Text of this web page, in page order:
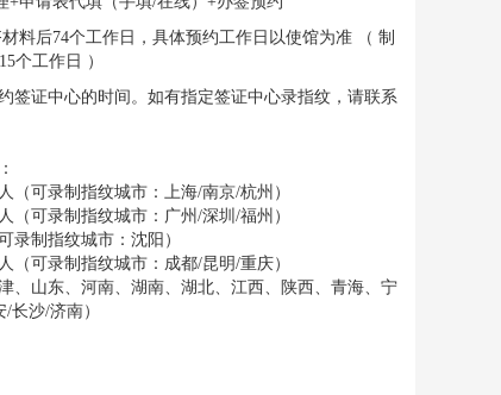
料后74个工作日，具体预约工作日以使馆为准 （ 制
个工作日 ）
签证中心的时间。如有指定签证中心录指纹，请联系
可录制指纹城市：上海/南京/杭州）
可录制指纹城市：广州/深圳/福州）
制指纹城市：沈阳）
可录制指纹城市：成都/昆明/重庆）
山东、河南、湖南、湖北、江西、陕西、青海、宁
长沙/济南）